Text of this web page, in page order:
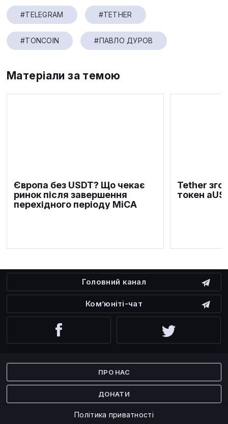
#TELEGRAM #TETHER
#TONCOIN #ПАВЛО ДУРОВ
Матеріали за темою
Європа без USDT? Що чекає
ринок після завершення
перехідного періоду MiCA
Tether
токен
Головний канал
Ком’юніті-чат
ПРО НАС
ДОНАТИ
Політика приватності